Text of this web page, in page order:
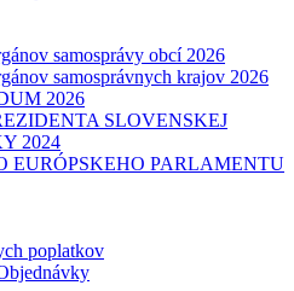
samosprávy obcí 2026
samosprávnych krajov 2026
2026
SLOVENSKEJ
2024
EURÓPSKEHO PARLAMENTU
poplatkov